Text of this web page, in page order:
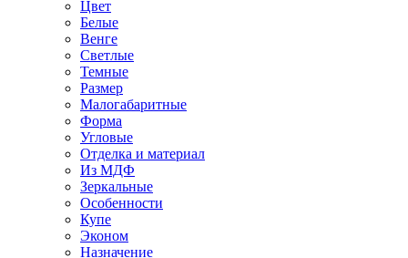
Цвет
Белые
Венге
Светлые
Темные
Размер
Малогабаритные
Форма
Угловые
Отделка и материал
Из МДФ
Зеркальные
Особенности
Купе
Эконом
Назначение